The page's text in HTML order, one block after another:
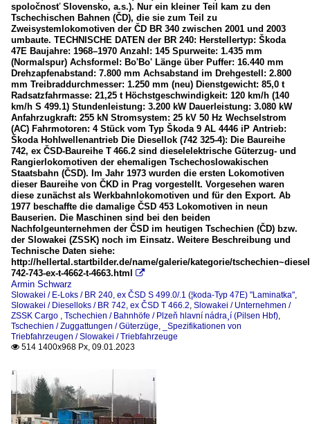
spoločnosť Slovensko, a.s.). Nur ein kleiner Teil kam zu den
Tschechischen Bahnen (ČD), die sie zum Teil zu
Zweisystemlokomotiven der ČD BR 340 zwischen 2001 und 2003
umbaute. TECHNISCHE DATEN der BR 240: Herstellertyp: Škoda
47E Baujahre: 1968–1970 Anzahl: 145 Spurweite: 1.435 mm
(Normalspur) Achsformel: Bo'Bo' Länge über Puffer: 16.440 mm
Drehzapfenabstand: 7.800 mm Achsabstand im Drehgestell: 2.800
mm Treibraddurchmesser: 1.250 mm (neu) Dienstgewicht: 85,0 t
Radsatzfahrmasse: 21,25 t Höchstgeschwindigkeit: 120 km/h (140
km/h S 499.1) Stundenleistung: 3.200 kW Dauerleistung: 3.080 kW
Anfahrzugkraft: 255 kN Stromsystem: 25 kV 50 Hz Wechselstrom
(AC) Fahrmotoren: 4 Stück vom Typ Škoda 9 AL 4446 iP Antrieb:
Škoda Hohlwellenantrieb Die Diesellok (742 325-4): Die Baureihe
742, ex ČSD-Baureihe T 466.2 sind dieselelektrische Güterzug- und
Rangierlokomotiven der ehemaligen Tschechoslowakischen
Staatsbahn (ČSD). Im Jahr 1973 wurden die ersten Lokomotiven
dieser Baureihe von ČKD in Prag vorgestellt. Vorgesehen waren
diese zunächst als Werkbahnlokomotiven und für den Export. Ab
1977 beschaffte die damalige ČSD 453 Lokomotiven in neun
Bauserien. Die Maschinen sind bei den beiden
Nachfolgeunternehmen der ČSD im heutigen Tschechien (ČD) bzw.
der Slowakei (ZSSK) noch im Einsatz. Weitere Beschreibung und
Technische Daten siehe:
http://hellertal.startbilder.de/name/galerie/kategorie/
742-743-ex-t-4662-t-4663.html 
Armin Schwarz
Slowakei / E-Loks / BR 240, ex ČSD S 499.0/.1 (¦koda-Typ 47E) "Laminatka",
Slowakei / Dieselloks / BR 742, ex ČSD T 466.2, Slowakei / Unternehmen /
ZSSK Cargo , Tschechien / Bahnhöfe / Plzeň hlavní nádra¸í (Pilsen Hbf),
Tschechien / Zuggattungen / Güterzüge,
_Spezifikationen von
Triebfahrzeugen / Slowakei / Triebfahrzeuge
 514 1400x968 Px, 09.01.2023